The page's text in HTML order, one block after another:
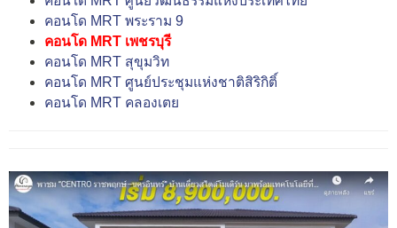
คอนโด MRT พระราม 9
คอนโด MRT เพชรบุรี
คอนโด MRT สุขุมวิท
คอนโด MRT ศูนย์ประชุมแห่งชาติสิริกิติ์
คอนโด MRT คลองเตย